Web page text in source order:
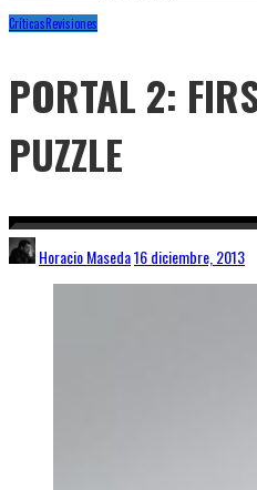
CríticasRevisiones
PORTAL 2:
PUZZLE
Horacio Maseda16 diciembre, 2013